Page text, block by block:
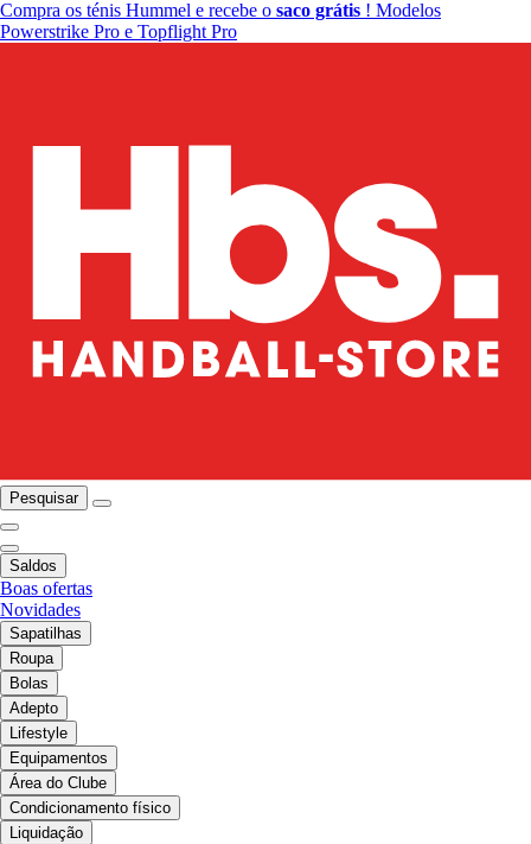
Compra os ténis Hummel e recebe o saco grátis ! Modelos
Powerstrike Pro e Topflight Pro
Pesquisar
Saldos
Boas ofertas
Novidades
Sapatilhas
Roupa
Bolas
Adepto
Lifestyle
Equipamentos
Área do Clube
Condicionamento físico
Liquidação